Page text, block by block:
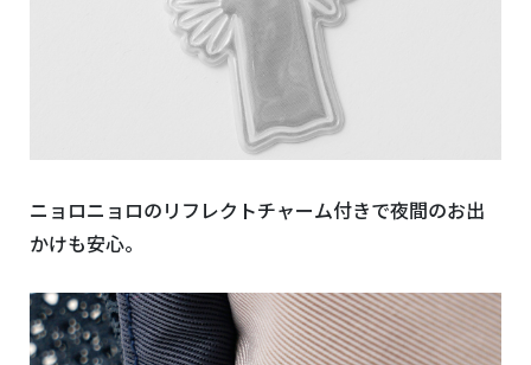
ニョロニョロのリフレクトチャーム付きで夜間のお出
かけも安心。